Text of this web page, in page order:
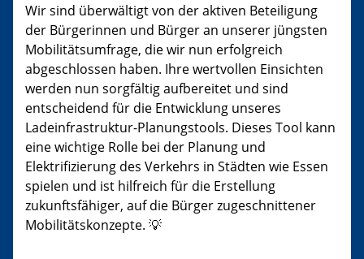
Wir sind überwältigt von der aktiven Beteiligung
der Bürgerinnen und Bürger an unserer jüngsten
Mobilitätsumfrage, die wir nun erfolgreich
abgeschlossen haben. Ihre wertvollen Einsichten
werden nun sorgfältig aufbereitet und sind
entscheidend für die Entwicklung unseres
Ladeinfrastruktur-Planungstools. Dieses Tool kann
eine wichtige Rolle bei der Planung und
Elektrifizierung des Verkehrs in Städten wie Essen
spielen und ist hilfreich für die Erstellung
zukunftsfähiger, auf die Bürger zugeschnittener
Mobilitätskonzepte. 💡